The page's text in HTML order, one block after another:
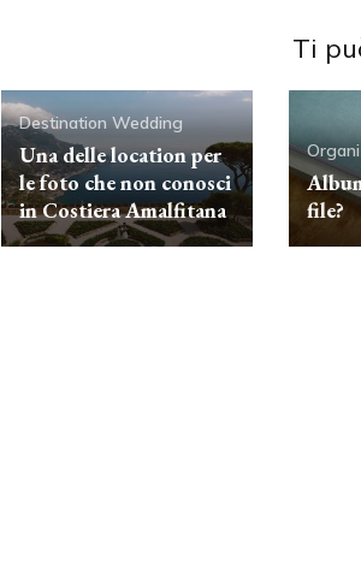
Ti
Destination Wedding
Una delle location per
le foto che non conosci
in Costiera Amalfitana
file?